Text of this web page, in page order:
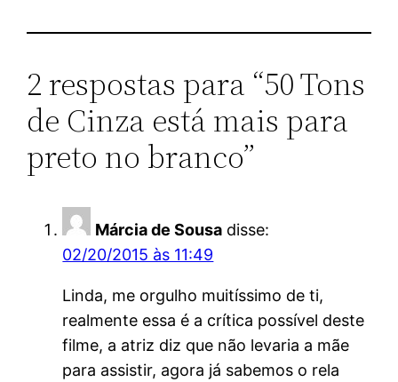
2 respostas para “50 Tons
de Cinza está mais para
preto no branco”
Márcia de Sousa disse:
02/20/2015 às 11:49
Linda, me orgulho muitíssimo de ti,
realmente essa é a crítica possível deste
filme, a atriz diz que não levaria a mãe
para assistir, agora já sabemos o rela